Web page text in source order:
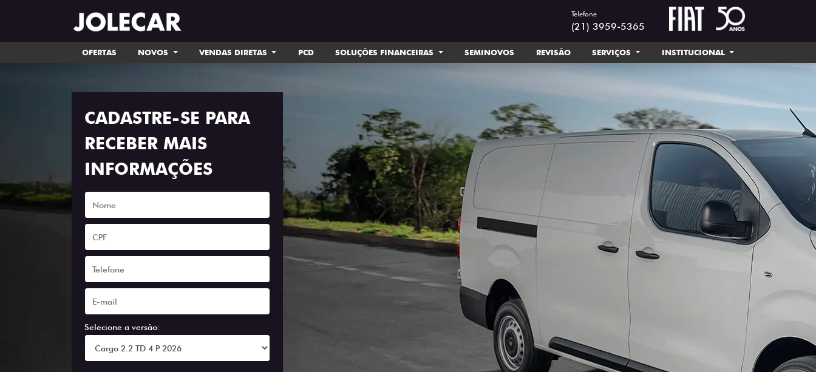
Telefone
(21) 3959-5365
OFERTAS NOVOS VENDAS DIRETAS PCD SOLUÇÕES FINANCEIRAS SEMINOVOS REVISÃO SERVIÇOS INSTITUCIONAL
CADASTRE-SE PARA
RECEBER MAIS
INFORMAÇÕES
Selecione a versão: